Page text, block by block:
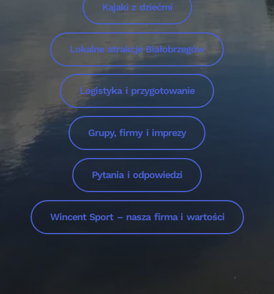
Kajaki z dziećmi
Lokalne atrakcje Białobrzegów
Logistyka i przygotowanie
Grupy, firmy i imprezy
Pytania i odpowiedzi
Wincent Sport – nasza firma i wartości